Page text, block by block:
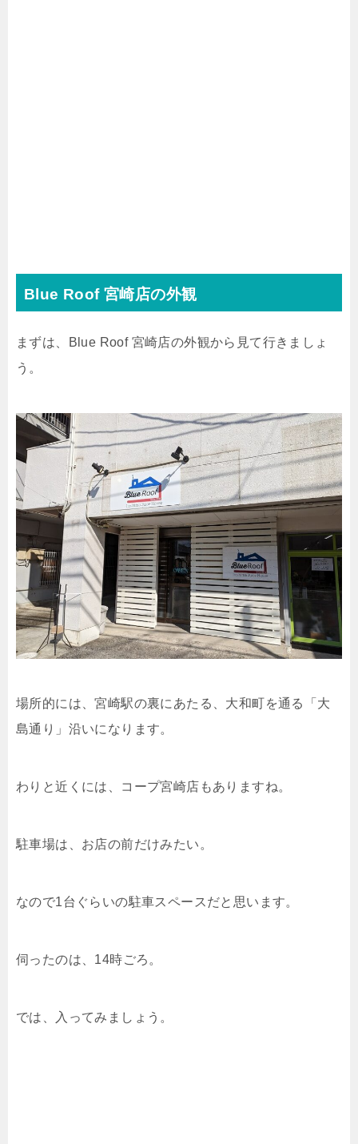
Blue Roof 宮崎店の外観
まずは、Blue Roof 宮崎店の外観から見て行きましょ
う。
場所的には、宮崎駅の裏にあたる、大和町を通る「大
島通り」沿いになります。
わりと近くには、コープ宮崎店もありますね。
駐車場は、お店の前だけみたい。
なので1台ぐらいの駐車スペースだと思います。
伺ったのは、14時ごろ。
では、入ってみましょう。